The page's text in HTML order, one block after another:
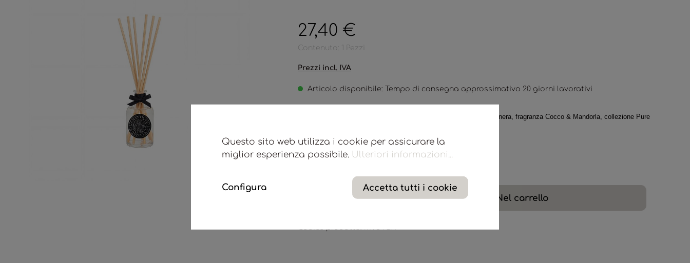
27,40 €
Contenuto: 1 Pezzi
Prezzi incl. IVA
Articolo disponibile: Tempo di consegna approssimativo 20 giorni lavorativi
Diffusore a osmosi in vetro trasparente e midollini in fibra sintetica nera, fragranza Cocco & Mandorla, collezione Pure
Nel carrello
Codice prodotto:MYS4CA
Questo sito web utilizza i cookie per assicurare la
miglior esperienza possibile. Ulteriori informazioni...
Configura Accetta tutti i cookie